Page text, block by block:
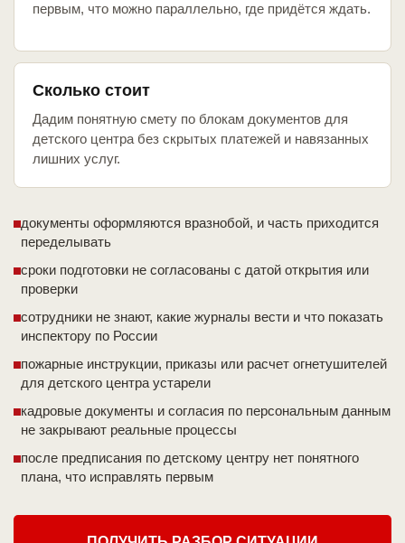
первым, что можно параллельно, где придётся ждать.
Сколько стоит
Дадим понятную смету по блокам документов для
детского центра без скрытых платежей и навязанных
лишних услуг.
документы оформляются вразнобой, и часть приходится
переделывать
сроки подготовки не согласованы с датой открытия или
проверки
сотрудники не знают, какие журналы вести и что показать
инспектору по России
пожарные инструкции, приказы или расчет огнетушителей
для детского центра устарели
кадровые документы и согласия по персональным данным
не закрывают реальные процессы
после предписания по детскому центру нет понятного
плана, что исправлять первым